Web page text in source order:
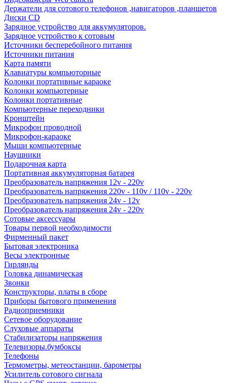
Держатели для сотового телефонов ,навигаторов ,планшетов
Диски CD
Зарядное устройство для аккумуляторов.
Зарядное устройство к сотовым
Источники бесперебойного питания
Источники питания
Карта памяти
Клавиатуры компьюторные
Колонки портативные караоке
Колонки компьютерные
Колонки портативные
Компьютерные переходники
Кронштейн
Микрофон проводной
Микрофон-караоке
Мыши компьютерные
Наушники
Подарочная карта
Портативная аккумуляторная батарея
Преобразователь напряжения 12v - 220v
Преобразователь напряжения 220v - 110v / 110v - 220v
Преобразователь напряжения 24v - 12v
Преобразователь напряжения 24v - 220v
Сотовые аксессуары
Товары первой необходимости
Фирменный пакет
Бытовая электроника
Весы электронные
Гирлянды
Головка динамическая
Звонки
Конструкторы, платы в сборе
Приборы бытового применения
Радиоприемники
Сетевое оборудование
Слуховые аппараты
Стабилизаторы напряжения
Телевизоры.бумбоксы
Телефоны
Термометры, метеостанции, барометры
Усилитель сотового сигнала